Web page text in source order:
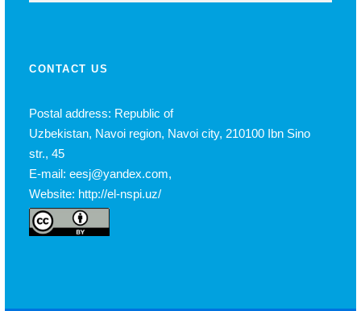
CONTACT US
Postal address: Republic of
Uzbekistan, Navoi region, Navoi city, 210100 Ibn Sino
str., 45
E-mail: eesj@yandex.com,
Website: http://el-nspi.uz/